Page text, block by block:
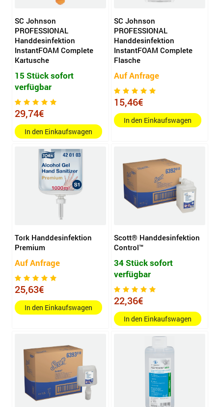
SC Johnson
PROFESSIONAL
Handdesinfektion
InstantFOAM Complete
Kartusche
15 Stück sofort
verfügbar
29,74€
In den Einkaufswagen
SC Johnson
PROFESSIONAL
Handdesinfektion
InstantFOAM Complete
Flasche
Auf Anfrage
15,46€
In den Einkaufswagen
Tork Handdesinfektion
Premium
Auf Anfrage
25,63€
In den Einkaufswagen
Scott® Handdesinfektion
Control™
34 Stück sofort
verfügbar
22,36€
In den Einkaufswagen